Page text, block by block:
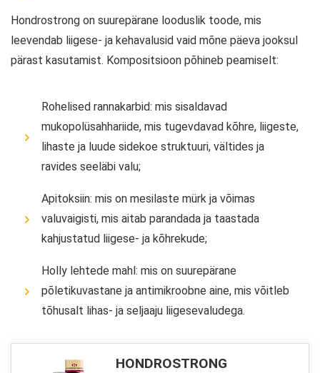
Hondrostrong on suurepärane looduslik toode, mis
leevendab liigese- ja kehavalusid vaid mõne päeva jooksul
pärast kasutamist. Kompositsioon põhineb peamiselt:
Rohelised rannakarbid: mis sisaldavad
mukopolüsahhariide, mis tugevdavad kõhre, liigeste,
lihaste ja luude sidekoe struktuuri, vältides ja
ravides seeläbi valu;
Apitoksiin: mis on mesilaste mürk ja võimas
valuvaigisti, mis aitab parandada ja taastada
kahjustatud liigese- ja kõhrekude;
Holly lehtede mahl: mis on suurepärane
põletikuvastane ja antimikroobne aine, mis võitleb
tõhusalt lihas- ja seljaaju liigesevaludega.
HONDROSTRONG